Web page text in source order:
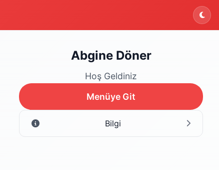
Abgine Döner
Hoş Geldiniz
Menüye Git
Bilgi